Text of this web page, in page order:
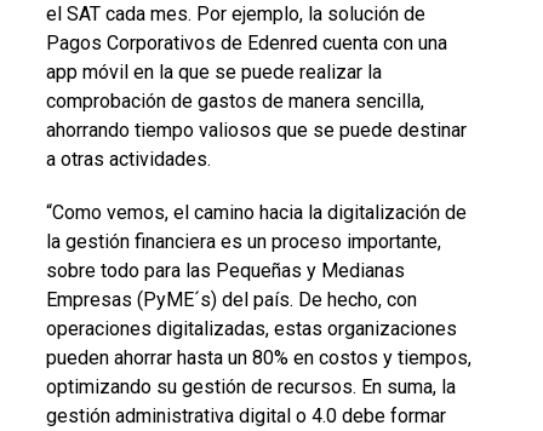
el SAT cada mes. Por ejemplo, la solución de
Pagos Corporativos de Edenred cuenta con una
app móvil en la que se puede realizar la
comprobación de gastos de manera sencilla,
ahorrando tiempo valiosos que se puede destinar
a otras actividades.
“Como vemos, el camino hacia la digitalización de
la gestión financiera es un proceso importante,
sobre todo para las Pequeñas y Medianas
Empresas (PyME´s) del país. De hecho, con
operaciones digitalizadas, estas organizaciones
pueden ahorrar hasta un 80% en costos y tiempos,
optimizando su gestión de recursos. En suma, la
gestión administrativa digital o 4.0 debe formar